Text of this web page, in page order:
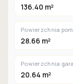
136.40 m²
Powierzchnia
28.66 m²
Powierzchnia
20.64 m²